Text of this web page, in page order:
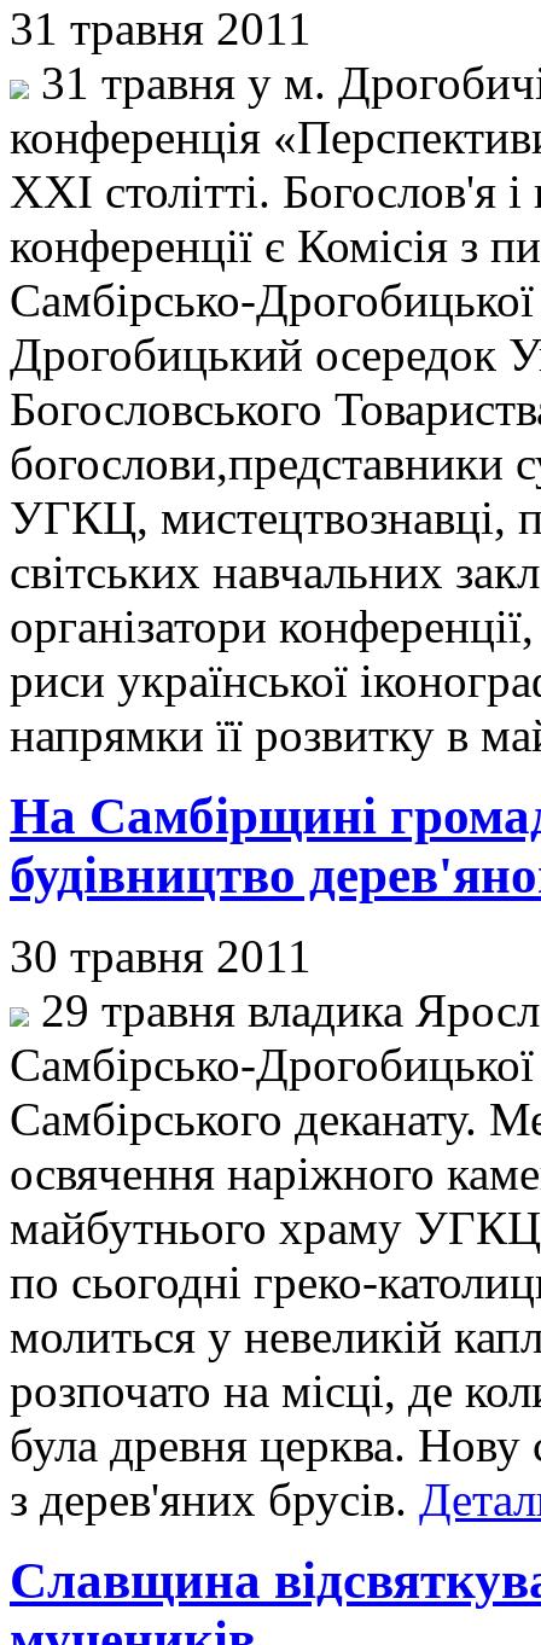
31 травня 2011
31 травня у м.
конференція
ХХІ столітті. Богослов'я
конференції є Комісія з
Самбірсько-
Дрогобицький осередок
Богословського
богослови,представники
УГКЦ, мистецтвознавці,
світських навчальних
організатори
риси української
напрямки її розвитку в
На Самбірщині
будівництво
30 травня 2011
29 травня владика
Самбірсько-Дрогобицької
Самбірського деканату.
освячення наріжного
майбутнього храму
по сьогодні греко-
молиться у невеликій
розпочато на місці, де
була древня церква. Нову
з дерев'яних брусів.
Славщина